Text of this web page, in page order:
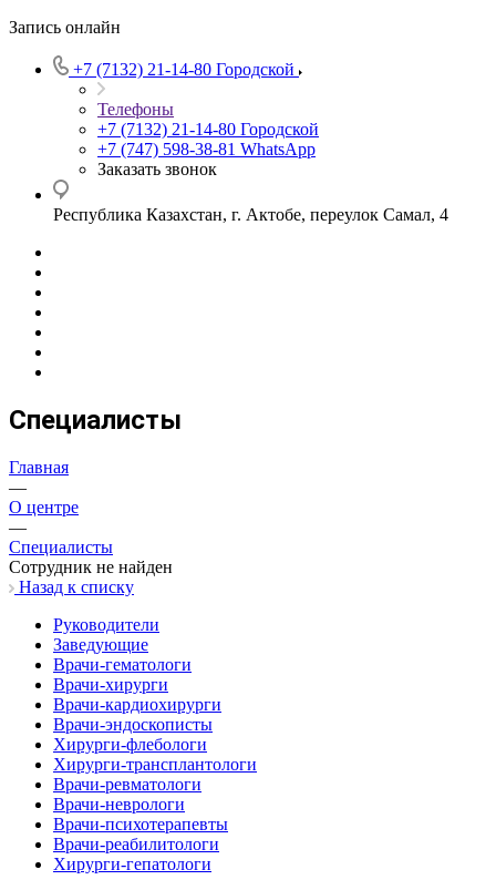
Запись онлайн
+7 (7132) 21-14-80 Городской
Телефоны
+7 (7132) 21-14-80 Городской
+7 (747) 598-38-81 WhatsApp
Заказать звонок
Республика Казахстан, г. Актобе, переулок Самал, 4
Специалисты
Главная
—
О центре
—
Специалисты
Cотрудник не найден
Назад к списку
Руководители
Заведующие
Врачи-гематологи
Врачи-хирурги
Врачи-кардиохирурги
Врачи-эндоскописты
Хирурги-флебологи
Хирурги-трансплантологи
Врачи-ревматологи
Врачи-неврологи
Врачи-психотерапевты
Врачи-реабилитологи
Хирурги-гепатологи